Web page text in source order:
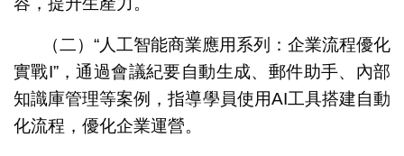
（二）“人工智能商業應用系列：企業流程優化
實戰I”，通過會議紀要自動生成、郵件助手、內部
知識庫管理等案例，指導學員使用AI工具搭建自動
化流程，優化企業運營。